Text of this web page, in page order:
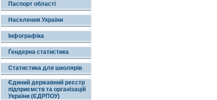
Паспорт області
Населення України
Інфографіка
Ґендерна статистика
Статистика для школярів
Єдиний державний реєстр
підприємств та організацій
України (ЄДРПОУ)